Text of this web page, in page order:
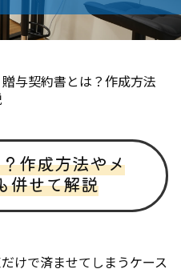
贈与契約書とは？作成方法
作成方法やメ
併せて解説
けで済ませてしまうケース